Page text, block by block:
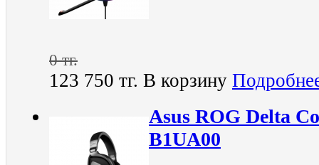
0 тг.
123 750 тг. В корзину
Asus ROG Delta
B1UA00